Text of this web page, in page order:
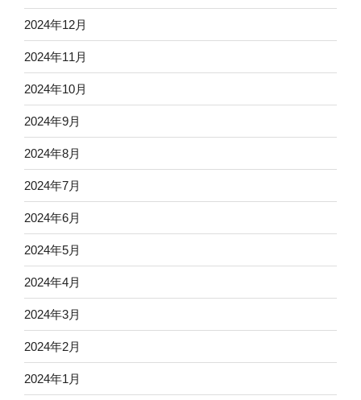
2024年12月
2024年11月
2024年10月
2024年9月
2024年8月
2024年7月
2024年6月
2024年5月
2024年4月
2024年3月
2024年2月
2024年1月